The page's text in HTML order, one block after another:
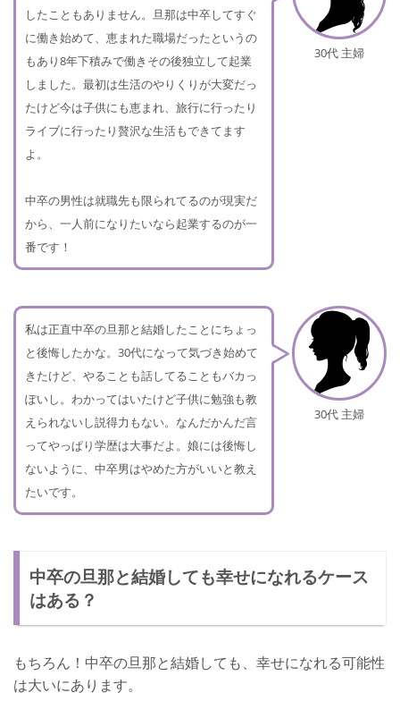
30代 主婦
したこともありません。旦那は中卒してすぐ
に働き始めて、恵まれた職場だったというの
もあり8年下積みで働きその後独立して起業
しました。最初は生活のやりくりが大変だっ
たけど今は子供にも恵まれ、旅行に行ったり
ライブに行ったり贅沢な生活もできてます
よ。
中卒の男性は就職先も限られてるのが現実だ
から、一人前になりたいなら起業するのが一
番です！
30代 主婦
私は正直中卒の旦那と結婚したことにちょっ
と後悔したかな。30代になって気づき始めて
きたけど、やることも話してることもバカっ
ぽいし。わかってはいたけど子供に勉強も教
えられないし説得力もない。なんだかんだ言
ってやっぱり学歴は大事だよ。娘には後悔し
ないように、中卒男はやめた方がいいと教え
たいです。
中卒の旦那と結婚しても幸せになれるケース
はある？
もちろん！中卒の旦那と結婚しても、幸せになれる可能性
は大いにあります。